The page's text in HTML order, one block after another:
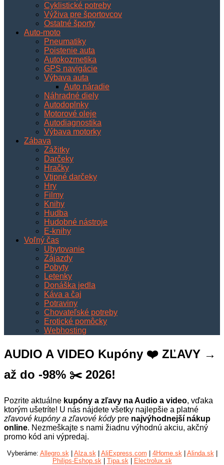
Cyklistické potreby
Výživa pre športovcov
Ostatné športy
Auto-moto
Pneumatiky
Poistenie auta
Autokozmetika
GPS navigácie
Výbava auta
Auto náradie
Náhradné diely
Autodoplnky
Motorové oleje
Autodiagnostika
Výbava motorky
Zábava
Zážitky
Darčeky
Hračky
Vtipné darčeky
Hry
Filmy
Knihy
Hudba
Hudobné nástroje
E-knihy
Voľný čas
Ubytovanie
Zájazdy
Pobyty
Letenky
Donáška jedla
Káva a čaj
Potraviny
Chovateľské potreby
Erotické pomôcky
Webhosting
AUDIO A VIDEO Kupóny ❤️ ZĽAVY →
až do -98% ✂️ 2026!
Pozrite aktuálne kupóny a zľavy na Audio a video, vďaka
ktorým ušetríte! U nás nájdete všetky najlepšie a platné
zľavové kupóny a zľavové kódypre najvýhodnejší nákup
online. Nezmeškajte s nami žiadnu výhodnú akciu, akčný
promo kód ani výpredaj.
Vyberáme: Allegro.sk Alza.sk AliExpress.com 4Home.sk Alinda.sk
Philips-Eshop.sk
Tipa.sk Electrolux.sk